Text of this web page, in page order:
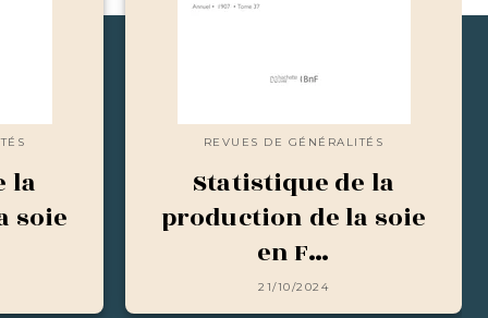
la
soie
REVUES DE GÉNÉRALITÉS
Statistique de la
production de la soie
en F…
21/10/2024